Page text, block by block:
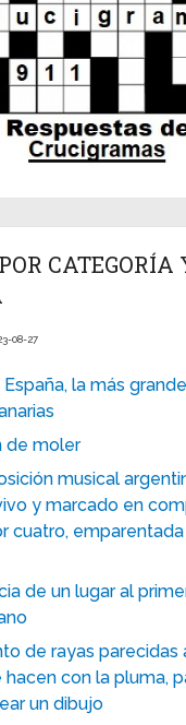
CATEGORÍA
08-27
España, la más
de moler
musical
y marcado en
cuatro,
de un lugar al
de rayas parecidas
hacen con la pluma,
un dibujo